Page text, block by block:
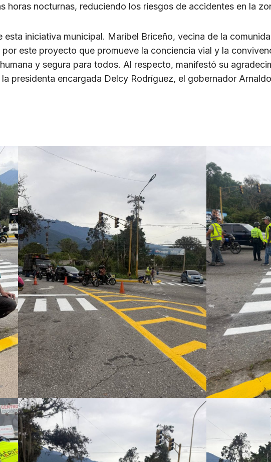
horas nocturnas, reduciendo los riesgos de accidentes en la
esta iniciativa municipal. Maribel Briceño, vecina de la
este proyecto que promueve la conciencia vial y la
y segura para todos. Al respecto, manifestó su
presidenta encargada Delcy Rodríguez, el gobernador